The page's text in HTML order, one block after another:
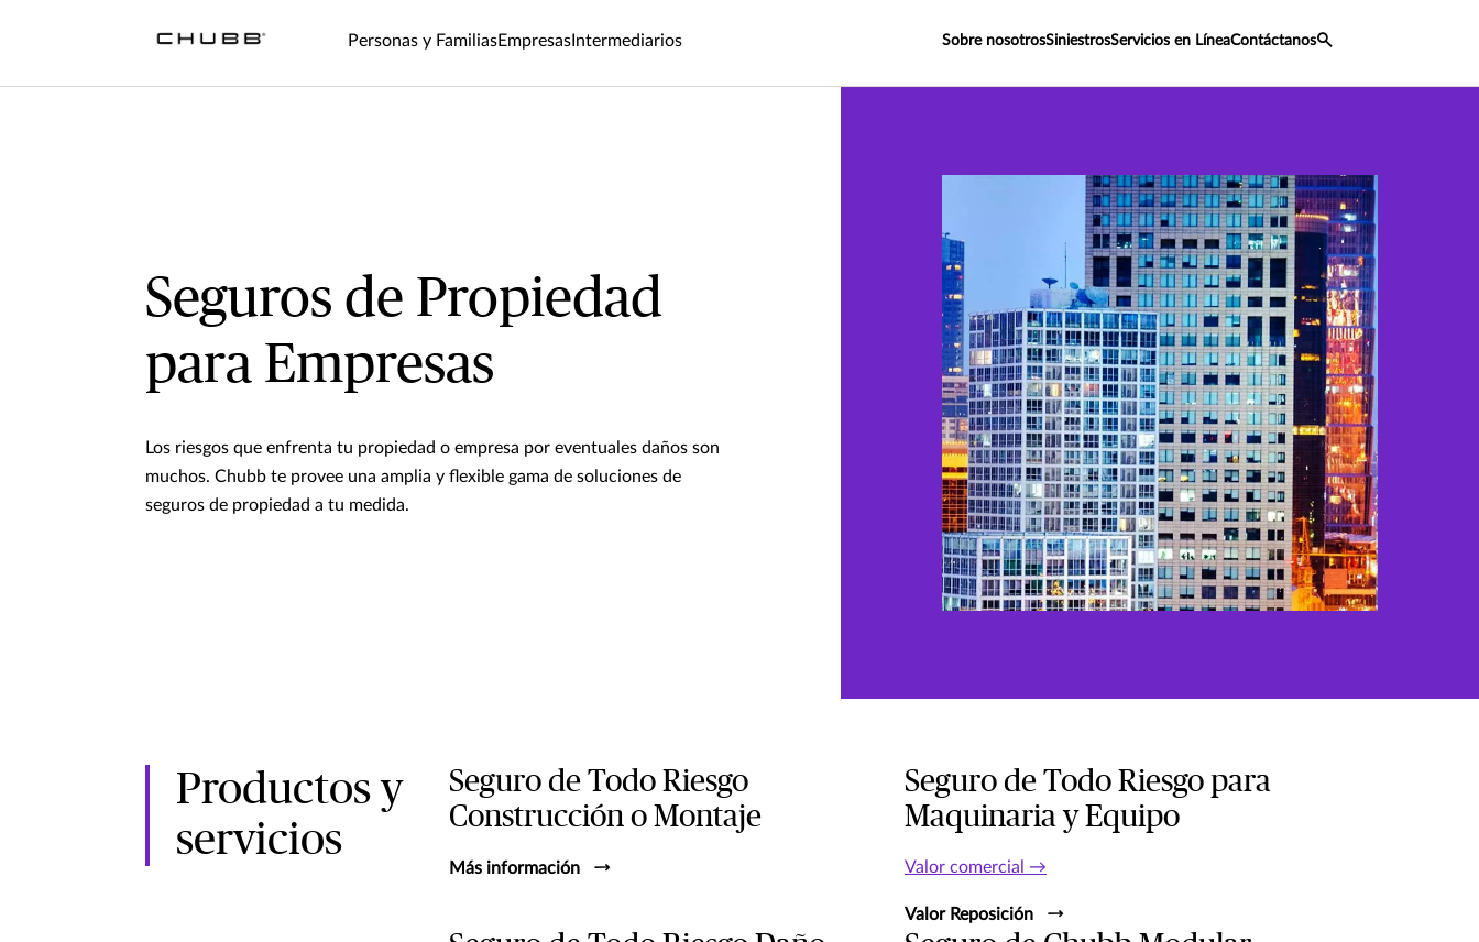
Personas y FamiliasEmpresas Intermediarios Sobre nosotrosSiniestrosServicios en LíneaContáctanos
Seguros de Propiedad
para Empresas
Los riesgos que enfrenta tu propiedad o empresa por eventuales daños son
muchos. Chubb te provee una amplia y flexible gama de soluciones de
seguros de propiedad a tu medida.
Productos y
servicios
Seguro de Todo Riesgo
Construcción o Montaje
Más información
Seguro de Todo Riesgo para
Maquinaria y Equipo
Valor comercial →
Valor Reposición